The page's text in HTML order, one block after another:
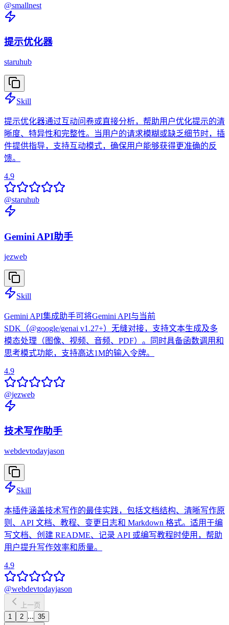
@smallnest
提示优化器
staruhub
Skill
提示优化器通过互动问卷或直接分析，帮助用户优化提示的清
晰度、特异性和完整性。当用户的请求模糊或缺乏细节时，插
件提供指导，支持互动模式，确保用户能够获得更准确的反
馈。
4.9
@staruhub
Gemini API助手
jezweb
Skill
Gemini API集成助手可将Gemini API与当前
SDK（@google/genai v1.27+）无缝对接，支持文本生成及多
模态处理（图像、视频、音频、PDF）。同时具备函数调用和
思考模式功能，支持高达1M的输入令牌。
4.9
@jezweb
技术写作助手
webdevtodayjason
Skill
本插件涵盖技术写作的最佳实践，包括文档结构、清晰写作原
则、API 文档、教程、变更日志和 Markdown 格式。适用于编
写文档、创建 README、记录 API 或编写教程时使用，帮助
用户提升写作效率和质量。
4.9
@webdevtodayjason
上一页
1
2 ... 35